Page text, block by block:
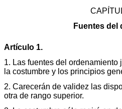
Fuentes del
Artículo 1.
1. Las fuentes del ordenamiento
la costumbre y los principios
2. Carecerán de validez las
otra de rango superior.